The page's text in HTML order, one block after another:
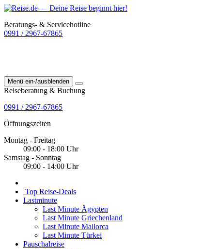
Beratungs- & Servicehotline
0991 / 2967-67865
Menü ein-/ausblenden
Reiseberatung & Buchung
0991 / 2967-67865
Öffnungszeiten
Montag - Freitag
09:00 - 18:00 Uhr
Samstag - Sonntag
09:00 - 14:00 Uhr
Top Reise-Deals
Lastminute
Last Minute Ägypten
Last Minute Griechenland
Last Minute Mallorca
Last Minute Türkei
Pauschalreise